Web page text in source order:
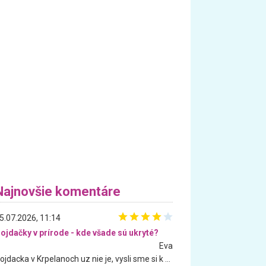
komentáre
11:14
v prírode - kde všade sú ukryté?
Eva